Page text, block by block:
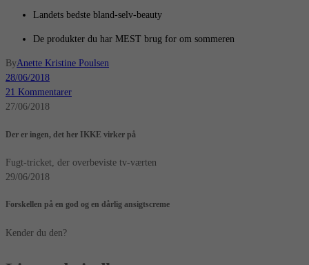
Landets bedste bland-selv-beauty
De produkter du har MEST brug for om sommeren
ByAnette Kristine Poulsen
28/06/2018
21 Kommentarer
27/06/2018
Der er ingen, det her IKKE virker på
Fugt-tricket, der overbeviste tv-værten
29/06/2018
Forskellen på en god og en dårlig ansigtscreme
Kender du den?